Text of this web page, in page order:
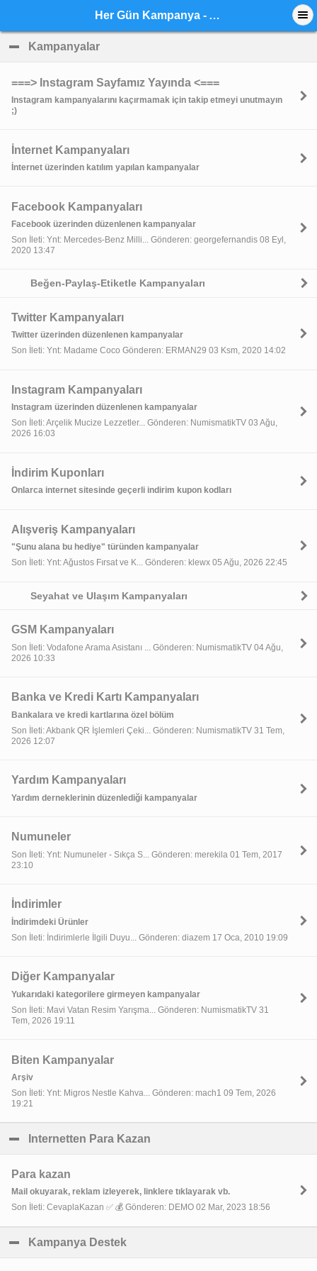
Her Gün Kampanya - Anasayfa
Kampanyalar
===> Instagram Sayfamız Yayında <===
Instagram kampanyalarını kaçırmamak için takip etmeyi unutmayın
;)
İnternet Kampanyaları
İnternet üzerinden katılım yapılan kampanyalar
Facebook Kampanyaları
Facebook üzerinden düzenlenen kampanyalar
Son İleti: Ynt: Mercedes-Benz Milli... Gönderen: georgefernandis 08 Eyl,
2020 13:47
Beğen-Paylaş-Etiketle Kampanyaları
Twitter Kampanyaları
Twitter üzerinden düzenlenen kampanyalar
Son İleti: Ynt: Madame Coco Gönderen: ERMAN29 03 Ksm, 2020 14:02
Instagram Kampanyaları
Instagram üzerinden düzenlenen kampanyalar
Son İleti: Arçelik Mucize Lezzetler... Gönderen: NumismatikTV 03 Ağu,
2026 16:03
İndirim Kuponları
Onlarca internet sitesinde geçerli indirim kupon kodları
Alışveriş Kampanyaları
"Şunu alana bu hediye" türünden kampanyalar
Son İleti: Ynt: Ağustos Fırsat ve K... Gönderen: klewx 05 Ağu, 2026 22:45
Seyahat ve Ulaşım Kampanyaları
GSM Kampanyaları
Son İleti: Vodafone Arama Asistanı ... Gönderen: NumismatikTV 04 Ağu,
2026 10:33
Banka ve Kredi Kartı Kampanyaları
Bankalara ve kredi kartlarına özel bölüm
Son İleti: Akbank QR İşlemleri Çeki... Gönderen: NumismatikTV 31 Tem,
2026 12:07
Yardım Kampanyaları
Yardım derneklerinin düzenlediği kampanyalar
Numuneler
Son İleti: Ynt: Numuneler - Sıkça S... Gönderen: merekila 01 Tem, 2017
23:10
İndirimler
İndirimdeki Ürünler
Son İleti: İndirimlerle İlgili Duyu... Gönderen: diazem 17 Oca, 2010 19:09
Diğer Kampanyalar
Yukarıdaki kategorilere girmeyen kampanyalar
Son İleti: Mavi Vatan Resim Yarışma... Gönderen: NumismatikTV 31
Tem, 2026 19:11
Biten Kampanyalar
Arşiv
Son İleti: Ynt: Migros Nestle Kahva... Gönderen: mach1 09 Tem, 2026
19:21
Internetten Para Kazan
Para kazan
Mail okuyarak, reklam izleyerek, linklere tıklayarak vb.
Son İleti: CevaplaKazan ✅ 💰 Gönderen: DEMO 02 Mar, 2023 18:56
Kampanya Destek